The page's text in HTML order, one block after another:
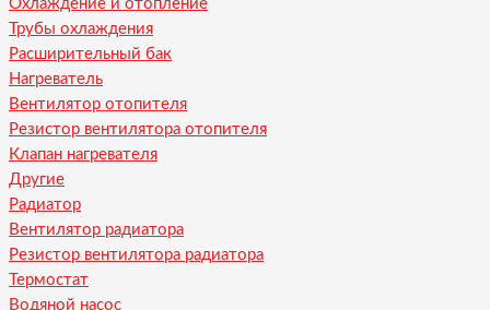
Охлаждение и отопление
Трубы охлаждения
Расширительный бак
Нагреватель
Вентилятор отопителя
Резистор вентилятора отопителя
Клапан нагревателя
Другие
Радиатор
Вентилятор радиатора
Резистор вентилятора радиатора
Термостат
Водяной насос